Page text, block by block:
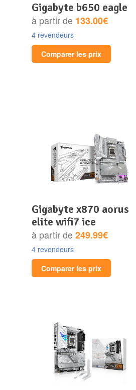
gigabyte b650 eagle
à partir de 133.00€
4 revendeurs
Comparer les prix
gigabyte x870 aorus
elite wifi7 ice
à partir de249.99€
4 revendeurs
Comparer les prix